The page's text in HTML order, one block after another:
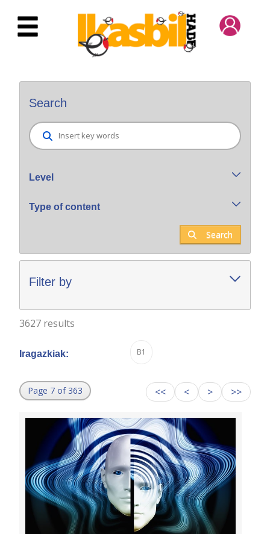
Skip to Main Content
Search
Level
Type of content
Search
Filter by
3627 results
Iragazkiak: B1
Page 7 of 363 << < > >>